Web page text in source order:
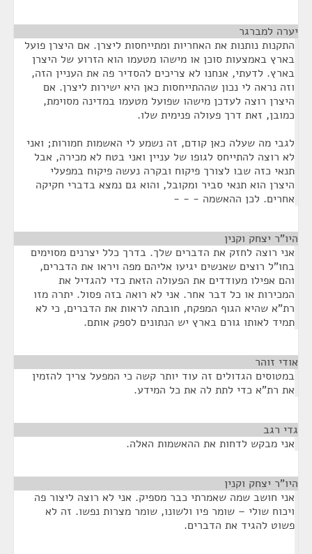
יערה למברגר
התקנות נותנות את האחריות ומתייחסות ליצרן. אם היצרן פועל
בארץ באמצעות סוכן או מישהו מטעמו הוא הזרוע של היצרן
בארץ. לדעתי, אנחנו לא צריכים להסדיר פה את העניין הזה,
וזה נראה לי נכון שההתייחסות כאן היא ישירות ליצרן. אם
היצרן רוצה לעדכן מישהו שפועל מטעמו במדינה מסוימת,
כמובן, זאת דרך פעולה פנימית שלו.
לגבי מה שעלה כאן קודם, זה נשמע לי האשמות חמורות; ואני
לא רוצה להתייחס לגופו של עניין ואני בטח לא מכירה, אבל
תנאי כזה שבו לצורך פיקוח ובקרה נעשה פיקוח במפעלי
היצרן הוא תנאי סביר ומקובל, והוא גם נמצא בדברי חקיקה
אחרים. לכן ההאשמה - - -
היו"ר יצחק וקנין
אני רוצה לחזק את הדברים שלך. בדרך כלל יצרנים מסוימים
בחו"ל רוצים שאנשים יגיעו אליהם מפה ויראו את הדברים,
והם אפילו מעודדים את הפעולה הזאת כדי להגדיל את
המכירות או כל דבר אחר. אני לא רואה בזה פסול. יתרה מזו
רת"א שהיא הגוף המפקח, חובתה לראות את הדברים, כי לא
תמיד לאותו גורם בארץ יש הנתונים לספק אותם.
אודי זוהר
במטוסים הגדולים זה עוד יותר קשה כי המפעל צריך להזמין
את רת"א כדי לתת לה את כל המידע.
גדי רגב
אני מבקש לדחות את ההאשמות האלה.
היו"ר יצחק וקנין
אני חושב שמה שאמרתי כבר מספיק. אני לא רוצה ליצור פה
ויכוח שולי – שומר פיו ולשונו, שומר מצרות נפשו. זה לא
פשוט להגיד את הדברים.